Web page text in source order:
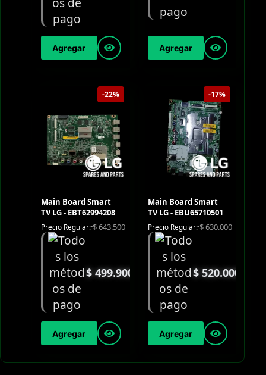
Agregar Agregar
-22%
Main Board Smart
TV LG - EBT62994208
Precio Regular:$643.500
$499.900
Agregar
-17%
Main Board Smart
TV LG - EBU65710501
Precio Regular:$630.000
$520.000
Agregar